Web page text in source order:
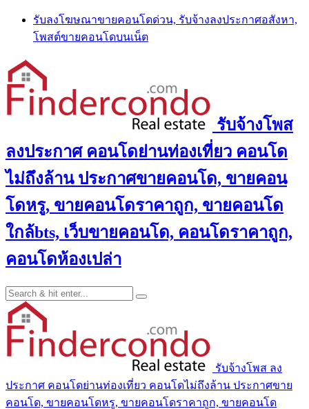
Skip
content
รับลงโฆษณาขายคอนโดด่วน, รับจ้างลงประกาศอสังหา,
โพสต์ขายคอนโดบนเน็ต
รับจ้างโพส
ลงประกาศ คอนโดย่านท่องเที่ยว คอนโด
ไม่ถึงล้าน ประกาศขายคอนโด, ขายคอน
โดหรู, ขายคอนโดราคาถูก, ขายคอนโด
ใกล้bts, เว็บขายคอนโด, คอนโดราคาถูก,
คอนโดห้องเปล่า
รับจ้างโพส ลง
ประกาศ คอนโดย่านท่องเที่ยว คอนโดไม่ถึงล้าน ประกาศขาย
คอนโด, ขายคอนโดหรู, ขายคอนโดราคาถูก, ขายคอนโด